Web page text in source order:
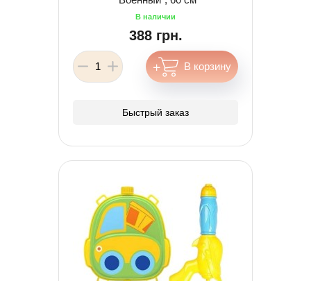
388 грн.
Быстрый заказ